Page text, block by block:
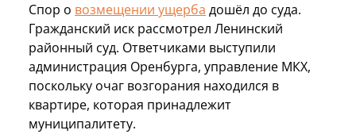
Спор о возмещении ущерба дошёл до суда.
Гражданский иск рассмотрел Ленинский
районный суд. Ответчиками выступили
администрация Оренбурга, управление МКХ,
поскольку очаг возгорания находился в
квартире, которая принадлежит
муниципалитету.